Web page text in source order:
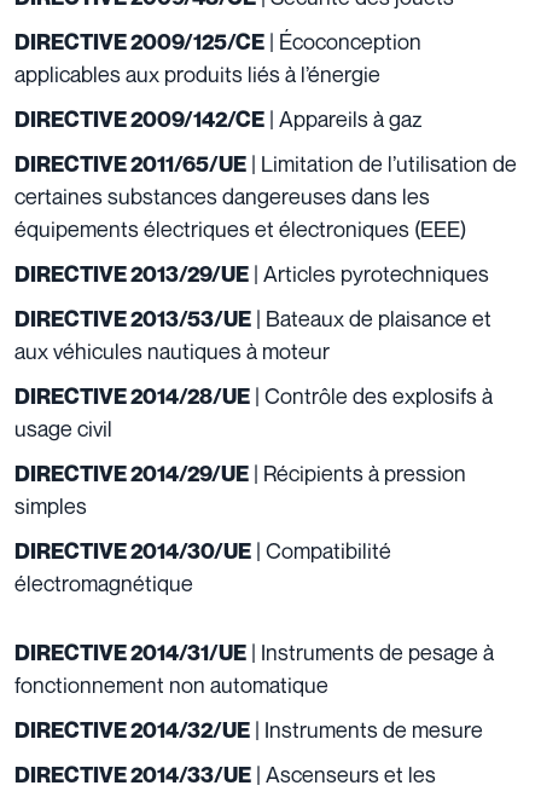
DIRECTIVE 2009/125/CE | Écoconception
applicables aux produits liés à l’énergie
DIRECTIVE 2009/142/CE | Appareils à gaz
DIRECTIVE 2011/65/UE | Limitation de l’utilisation de
certaines substances dangereuses dans les
équipements électriques et électroniques (EEE)
DIRECTIVE 2013/29/UE | Articles pyrotechniques
DIRECTIVE 2013/53/UE | Bateaux de plaisance et
aux véhicules nautiques à moteur
DIRECTIVE 2014/28/UE | Contrôle des explosifs à
usage civil
DIRECTIVE 2014/29/UE | Récipients à pression
simples
DIRECTIVE 2014/30/UE | Compatibilité
électromagnétique
DIRECTIVE 2014/31/UE | Instruments de pesage à
fonctionnement non automatique
DIRECTIVE 2014/32/UE | Instruments de mesure
DIRECTIVE 2014/33/UE | Ascenseurs et les